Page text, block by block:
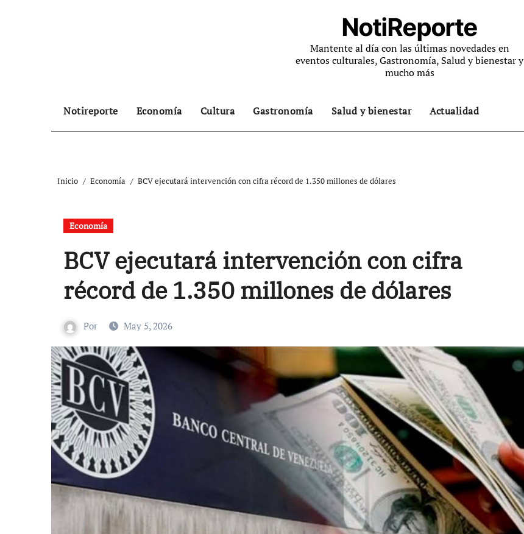
NotiReporte
Mantente al día con las últimas novedades en
eventos culturales, Gastronomía, Salud y bienestar y
mucho más
Notireporte Economía Cultura Gastronomía Salud y bienestar Actualidad
Inicio Economía BCV ejecutará intervención con cifra récord de 1.350 millones de dólares
Economía
BCV ejecutará intervención con cifra
récord de 1.350 millones de dólares
Por May 5, 2026